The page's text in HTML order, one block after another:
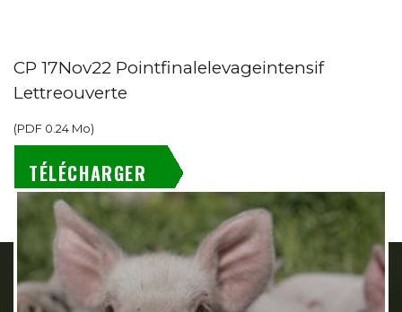
CP 17Nov22 Pointfinalelevageintensif
Lettreouverte
(PDF 0.24 Mo)
TÉLÉCHARGER